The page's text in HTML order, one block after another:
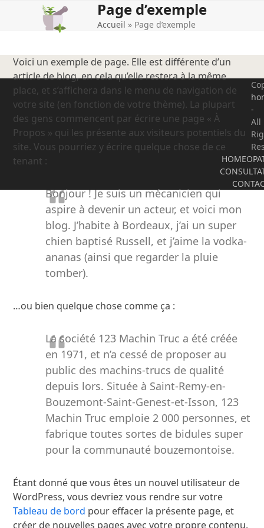
Open
mobile
Close
mobile
Page d’exemple
Accueil » Page d’exemple
Voici un exemple de page. Elle est différente d’un
article de blog, en cela qu’elle restera à la même
place, et s’affichera dans le menu de navigation de
votre site (en fonction de votre thème). La plupart
des gens commencent par écrire une page « À
Propos » qui les présente aux visiteurs potentiels du
site. Vous pourriez y écrire quelque chose de ce
tenant :
Bonjour ! Je suis un mécanicien qui
aspire à devenir un acteur, et voici mon
blog. J’habite à Bordeaux, j’ai un super
chien baptisé Russell, et j’aime la vodka-
ananas (ainsi que regarder la pluie
tomber).
…ou bien quelque chose comme ça :
La société 123 Machin Truc a été créée
en 1971, et n’a cessé de proposer au
public des machins-trucs de qualité
depuis lors. Située à Saint-Remy-en-
Bouzemont-Saint-Genest-et-Isson, 123
Machin Truc emploie 2 000 personnes, et
fabrique toutes sortes de bidules super
pour la communauté bouzemontoise.
Étant donné que vous êtes un nouvel utilisateur de
WordPress, vous devriez vous rendre sur votre
Tableau de bord pour effacer la présente page, et
créer de nouvelles pages avec votre propre contenu.
-
All